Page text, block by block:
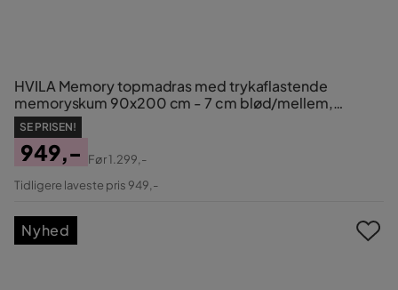
HVILA Memory topmadras med trykaflastende
memoryskum 90x200 cm - 7 cm blød/mellem,
vaskbart betræk
SE PRISEN!
Pris
949,-
Original
Før1.299,-
Tidligere laveste pris 949,-
Nyhed